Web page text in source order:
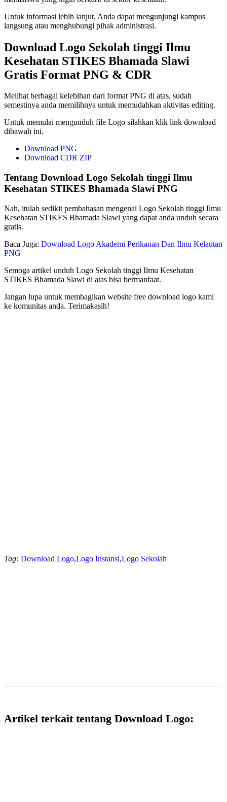
Untuk informasi lebih lanjut, Anda dapat mengunjungi kampus
langsung atau menghubungi pihak administrasi.
Download Logo Sekolah tinggi Ilmu
Kesehatan STIKES Bhamada Slawi
Gratis Format PNG & CDR
Melihat berbagai kelebihan dari format PNG di atas, sudah
semestinya anda memilihnya untuk memudahkan aktivitas editing.
Untuk memulai mengunduh file Logo silahkan klik link download
dibawah ini.
Download PNG
Download CDR ZIP
Tentang Download Logo Sekolah tinggi Ilmu
Kesehatan STIKES Bhamada Slawi PNG
Nah, itulah sedikit pembahasan mengenai Logo Sekolah tinggi Ilmu
Kesehatan STIKES Bhamada Slawi yang dapat anda unduh secara
gratis.
Baca Juga: Download Logo Akademi Perikanan Dan Ilmu Kelautan
PNG
Semoga artikel unduh Logo Sekolah tinggi Ilmu Kesehatan
STIKES Bhamada Slawi di atas bisa bermanfaat.
Jangan lupa untuk membagikan website free download logo kami
ke komunitas anda. Terimakasih!
Tag: Download Logo,Logo Instansi,Logo Sekolah
Artikel terkait tentang Download Logo: